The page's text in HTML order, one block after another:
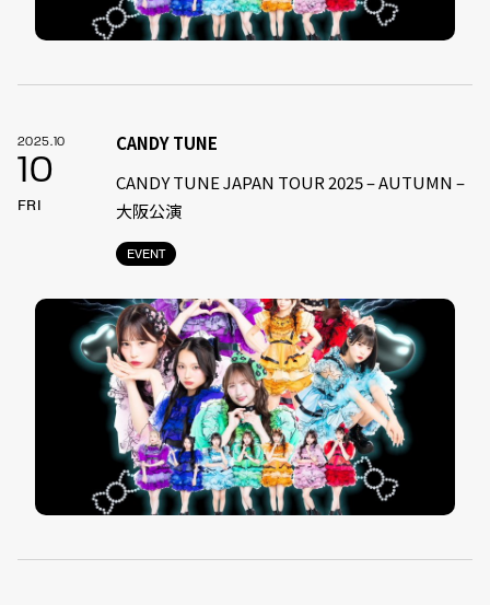
2025.10
10
FRI
EVENT
CANDY TUNE
CANDY TUNE JAPAN TOUR 2025 – AUTUMN –
大阪公演